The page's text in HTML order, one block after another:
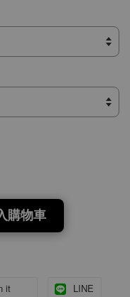
購物車
it LINE